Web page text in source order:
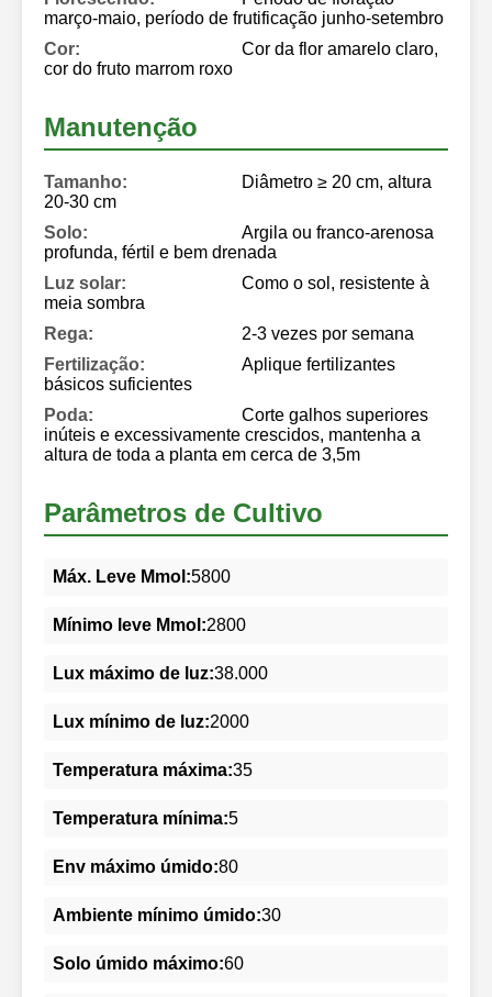
março-maio, período de frutificação junho-setembro
Cor:
Cor da flor amarelo claro,
cor do fruto marrom roxo
Manutenção
Tamanho:
Diâmetro ≥ 20 cm, altura
20-30 cm
Solo:
Argila ou franco-arenosa
profunda, fértil e bem drenada
Luz solar:
Como o sol, resistente à
meia sombra
Rega:
2-3 vezes por semana
Fertilização:
Aplique fertilizantes
básicos suficientes
Poda:
Corte galhos superiores
inúteis e excessivamente crescidos, mantenha a
altura de toda a planta em cerca de 3,5m
Parâmetros de Cultivo
Máx. Leve Mmol:5800
Mínimo leve Mmol:2800
Lux máximo de luz:38.000
Lux mínimo de luz:2000
Temperatura máxima:35
Temperatura mínima:5
Env máximo úmido:80
Ambiente mínimo úmido:30
Solo úmido máximo:60